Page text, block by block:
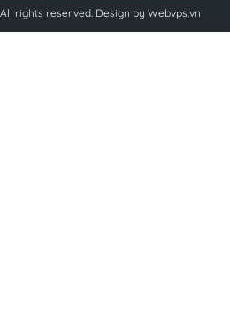
rights reserved. Design by Webvps.vn